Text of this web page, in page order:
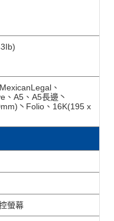
、
、A5、A5長邊丶
丶Folio、16K(195 x
螢幕